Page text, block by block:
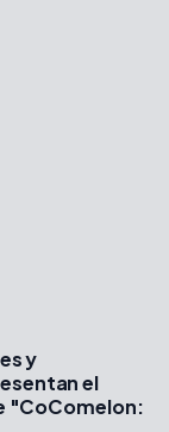
y
el
"CoComelon: